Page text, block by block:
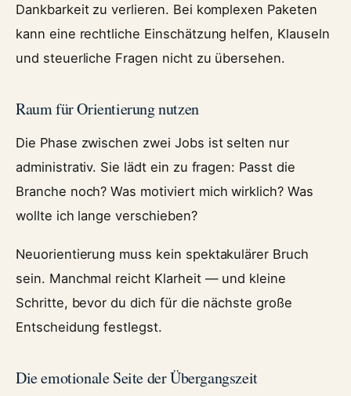
Dankbarkeit zu verlieren. Bei komplexen Paketen
kann eine rechtliche Einschätzung helfen, Klauseln
und steuerliche Fragen nicht zu übersehen.
Raum für Orientierung nutzen
Die Phase zwischen zwei Jobs ist selten nur
administrativ. Sie lädt ein zu fragen: Passt die
Branche noch? Was motiviert mich wirklich? Was
wollte ich lange verschieben?
Neuorientierung muss kein spektakulärer Bruch
sein. Manchmal reicht Klarheit — und kleine
Schritte, bevor du dich für die nächste große
Entscheidung festlegst.
Die emotionale Seite der Übergangszeit